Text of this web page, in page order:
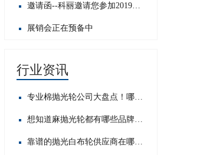
邀请函--科丽邀请您参加2019中国国际五金展
展销会正在预备中
行业资讯
专业棉抛光轮公司大盘点！哪家才是行业佼佼者？
想知道麻抛光轮都有哪些品牌？这里为你揭晓热门之选！
靠谱的抛光白布轮供应商在哪？这几家值得你重点关注！